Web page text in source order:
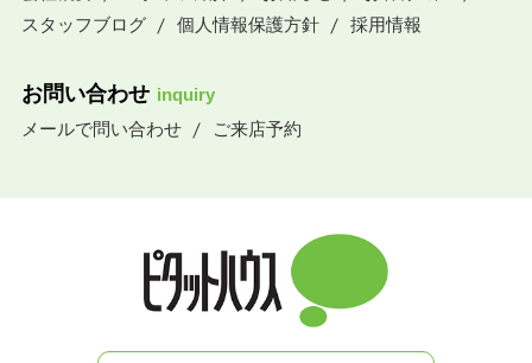
スタッフブログ
個人情報保護方針 採用情報
お問い合わせ inquiry
メールで問い合わせ
ご来店予約